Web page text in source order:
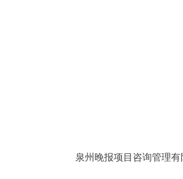
附属楼一层106
泉州晚报项目咨询管理有